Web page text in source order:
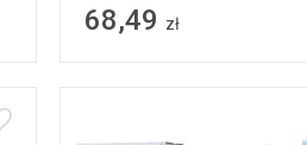
68,49 zł